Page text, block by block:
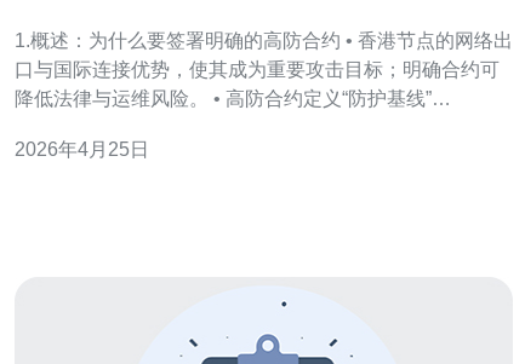
1.概述：为什么要签署明确的高防合约 • 香港节点的网络出
口与国际连接优势，使其成为重要攻击目标；明确合约可
降低法律与运维风险。 • 高防合约定义“防护基线”
为单位，关键在于是否包含突发流量。 • 合约约定可避免
2026年4月25日